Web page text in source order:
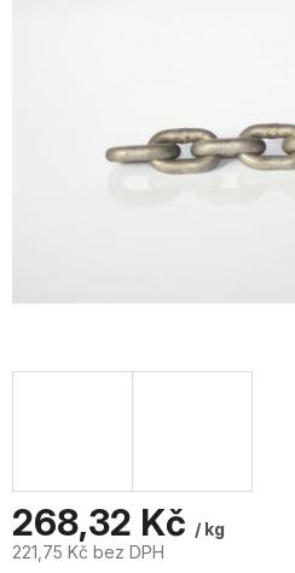
268,32 Kč / kg
221,75 Kč bez DPH